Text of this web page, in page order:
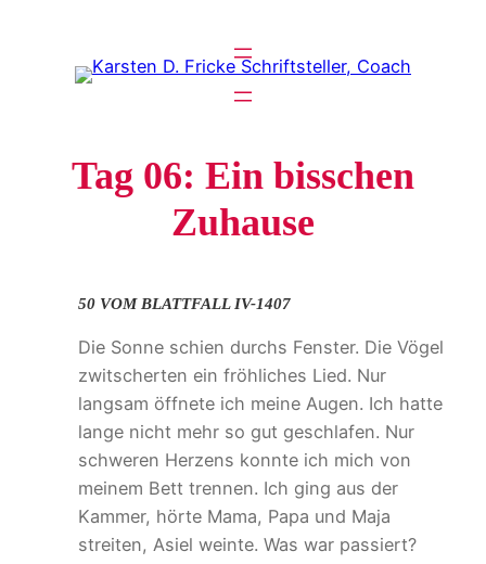
springen
Tag 06: Ein bisschen
Zuhause
50 VOM BLATTFALL IV-1407
Die Sonne schien durchs Fenster. Die Vögel
zwitscherten ein fröhliches Lied. Nur
langsam öffnete ich meine Augen. Ich hatte
lange nicht mehr so gut geschlafen. Nur
schweren Herzens konnte ich mich von
meinem Bett trennen. Ich ging aus der
Kammer, hörte Mama, Papa und Maja
streiten, Asiel weinte. Was war passiert?